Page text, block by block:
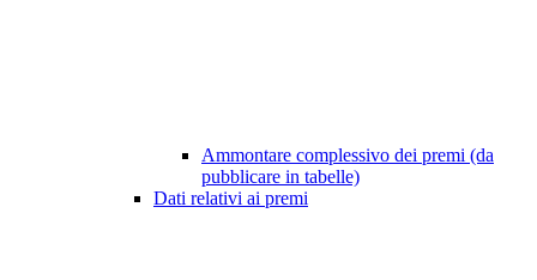
Ammontare complessivo dei premi (da
pubblicare in tabelle)
Dati relativi ai premi